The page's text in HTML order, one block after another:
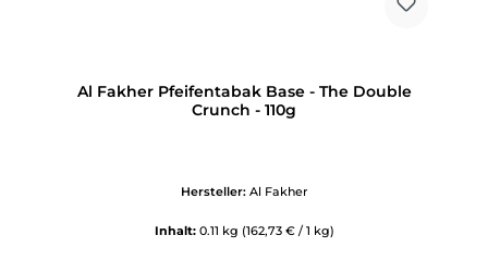
Al Fakher Pfeifentabak Base - The Double
Crunch - 110g
Hersteller: Al Fakher
Inhalt: 0.11 kg (162,73 € / 1 kg)